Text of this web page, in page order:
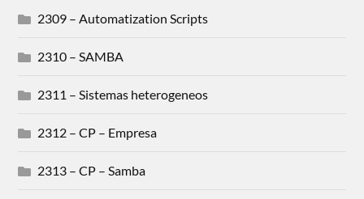
2309 – Automatization Scripts
2310 – SAMBA
2311 – Sistemas heterogeneos
2312 – CP – Empresa
2313 – CP – Samba